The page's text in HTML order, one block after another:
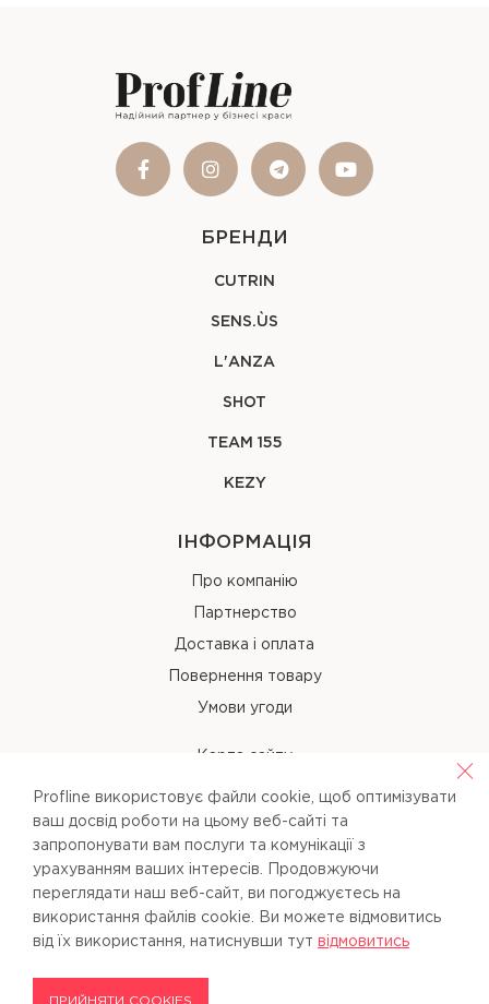
БРЕНДИ
CUTRIN
SENS.ÙS
L'ANZA
SHOT
TEAM 155
KEZY
ІНФОРМАЦІЯ
Про компанію
Партнерство
Доставка і оплата
Повернення товару
Умови угоди
Карта сайту
КОНТАКТИ
+38 (067) 238-97-40
info@pl-beauty.com.ua
Profline використовує файли cookie, щоб оптимізувати
ваш досвід роботи на цьому веб-сайті та
запропонувати вам послуги та комунікації з
урахуванням ваших інтересів. Продовжуючи
переглядати наш веб-сайт, ви погоджуєтесь на
використання файлів cookie. Ви можете вiдмовитись
вiд їх використання, натиснувши тут вiдмовитись
ПРИЙНЯТИ COOKIES